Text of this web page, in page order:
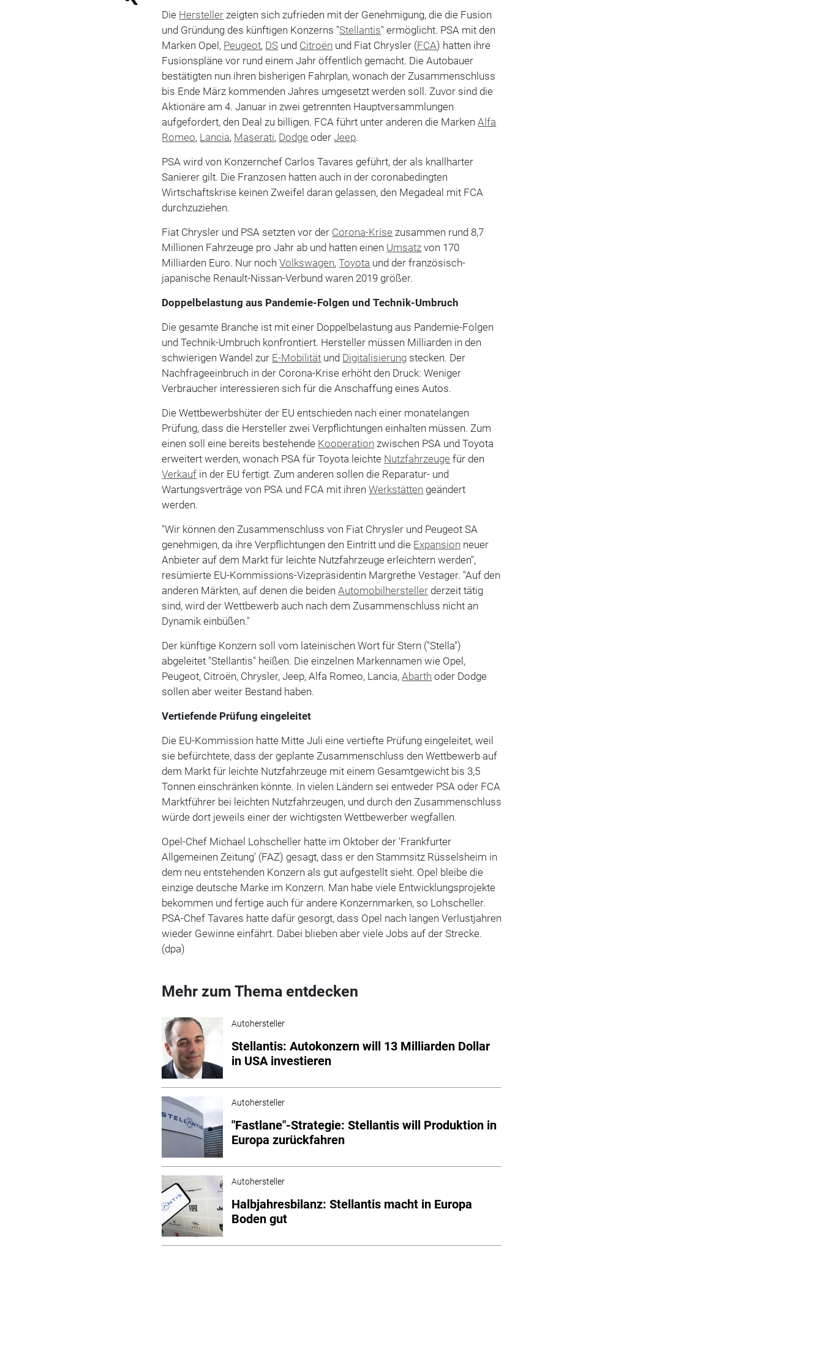
Die Hersteller zeigten sich zufrieden mit der Genehmigung, die die Fusion
und Gründung des künftigen Konzerns "Stellantis" ermöglicht. PSA mit den
Marken Opel, Peugeot, DS und Citroën und Fiat Chrysler (FCA) hatten ihre
Fusionspläne vor rund einem Jahr öffentlich gemacht. Die Autobauer
bestätigten nun ihren bisherigen Fahrplan, wonach der Zusammenschluss
bis Ende März kommenden Jahres umgesetzt werden soll. Zuvor sind die
Aktionäre am 4. Januar in zwei getrennten Hauptversammlungen
aufgefordert, den Deal zu billigen. FCA führt unter anderen die MarkenAlfa
Romeo, Lancia, Maserati, Dodge oderJeep.
PSA wird von Konzernchef Carlos Tavares geführt, der als knallharter
Sanierer gilt. Die Franzosen hatten auch in der coronabedingten
Wirtschaftskrise keinen Zweifel daran gelassen, den Megadeal mit FCA
durchzuziehen.
Fiat Chrysler und PSA setzten vor der Corona-Krise zusammen rund 8,7
Millionen Fahrzeuge pro Jahr ab und hatten einen Umsatz von 170
Milliarden Euro. Nur nochVolkswagen,Toyota und der französisch-
japanische Renault-Nissan-Verbund waren 2019 größer.
Doppelbelastung aus Pandemie-Folgen und Technik-Umbruch
Die gesamte Branche ist mit einer Doppelbelastung aus Pandemie-Folgen
und Technik-Umbruch konfrontiert. Hersteller müssen Milliarden in den
schwierigen Wandel zur E-Mobilität und Digitalisierung stecken. Der
Nachfrageeinbruch in der Corona-Krise erhöht den Druck: Weniger
Verbraucher interessieren sich für die Anschaffung eines Autos.
Die Wettbewerbshüter der EU entschieden nach einer monatelangen
Prüfung, dass die Hersteller zwei Verpflichtungen einhalten müssen. Zum
einen soll eine bereits bestehende Kooperation zwischen PSA und Toyota
erweitert werden, wonach PSA für Toyota leichte Nutzfahrzeuge für den
Verkauf in der EU fertigt. Zum anderen sollen die Reparatur- und
Wartungsverträge von PSA und FCA mit ihrenWerkstätten geändert
werden.
"Wir können den Zusammenschluss von Fiat Chrysler und Peugeot SA
genehmigen, da ihre Verpflichtungen den Eintritt und die Expansion neuer
Anbieter auf dem Markt für leichte Nutzfahrzeuge erleichtern werden",
resümierte EU-Kommissions-Vizepräsidentin Margrethe Vestager. "Auf den
anderen Märkten, auf denen die beidenAutomobilhersteller derzeit tätig
sind, wird der Wettbewerb auch nach dem Zusammenschluss nicht an
Dynamik einbüßen."
Der künftige Konzern soll vom lateinischen Wort für Stern ("Stella")
abgeleitet "Stellantis" heißen. Die einzelnen Markennamen wie Opel,
Peugeot, Citroën, Chrysler, Jeep, Alfa Romeo, Lancia,Abarth oder Dodge
sollen aber weiter Bestand haben.
Vertiefende Prüfung eingeleitet
Die EU-Kommission hatte Mitte Juli eine vertiefte Prüfung eingeleitet, weil
sie befürchtete, dass der geplante Zusammenschluss den Wettbewerb auf
dem Markt für leichte Nutzfahrzeuge mit einem Gesamtgewicht bis 3,5
Tonnen einschränken könnte. In vielen Ländern sei entweder PSA oder FCA
Marktführer bei leichten Nutzfahrzeugen, und durch den Zusammenschluss
würde dort jeweils einer der wichtigsten Wettbewerber wegfallen.
Opel-Chef Michael Lohscheller hatte im Oktober der 'Frankfurter
Allgemeinen Zeitung' (FAZ) gesagt, dass er den Stammsitz Rüsselsheim in
dem neu entstehenden Konzern als gut aufgestellt sieht. Opel bleibe die
einzige deutsche Marke im Konzern. Man habe viele Entwicklungsprojekte
bekommen und fertige auch für andere Konzernmarken, so Lohscheller.
PSA-Chef Tavares hatte dafür gesorgt, dass Opel nach langen Verlustjahren
wieder Gewinne einfährt. Dabei blieben aber viele Jobs auf der Strecke.
(dpa)
Mehr zum Thema entdecken
Autohersteller
Stellantis: Autokonzern will 13 Milliarden Dollar
in USA investieren
Autohersteller
"Fastlane"-Strategie: Stellantis will Produktion in
Europa zurückfahren
Autohersteller
Halbjahresbilanz: Stellantis macht in Europa
Boden gut